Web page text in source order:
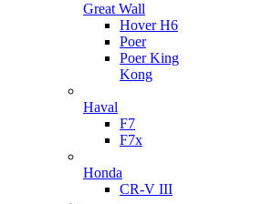
Great Wall
Hover H6
Poer
Poer King
Kong
Haval
F7
F7x
Honda
CR-V III